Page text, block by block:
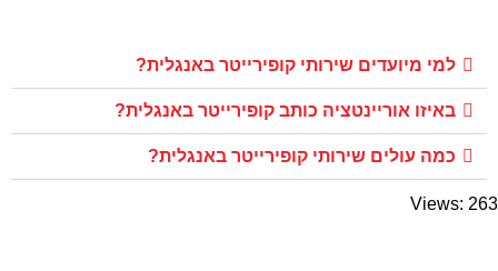
למי מיועדים שירותי קופירייטר באנגלית?
באיזו אוריינטציה כותב קופירייטר באנגלית?
כמה עולים שירותי קופירייטר באנגלית?
Views: 263